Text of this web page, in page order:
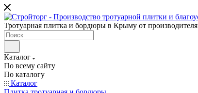
Тротуарная плитка и бордюры в Крыму от производителя
Каталог
По всему сайту
По каталогу
Каталог